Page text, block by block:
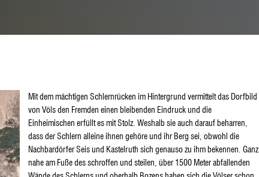
Mit dem mächtigen Schlernrücken im Hintergrund vermittelt das Dorfbild
von Völs den Fremden einen bleibenden Eindruck und die
Einheimischen erfüllt es mit Stolz. Weshalb sie auch darauf beharren,
dass der Schlern alleine ihnen gehöre und ihr Berg sei, obwohl die
Nachbardörfer Seis und Kastelruth sich genauso zu ihm bekennen. Ganz
nahe am Fuße des schroffen und steilen, über 1500 Meter abfallenden